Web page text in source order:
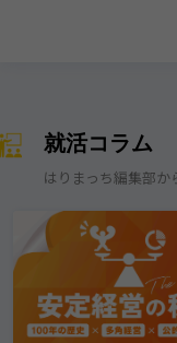
就活コラム
はりまっち編集部